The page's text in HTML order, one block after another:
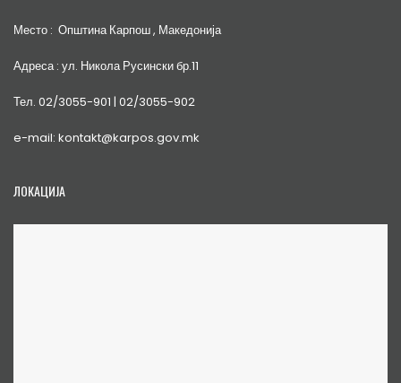
Место : Општина Карпош , Македонија
Адреса : ул. Никола Русински бр.11
Тел. 02/3055-901 | 02/3055-902
e-mail: kontakt@karpos.gov.mk
ЛОКАЦИЈА